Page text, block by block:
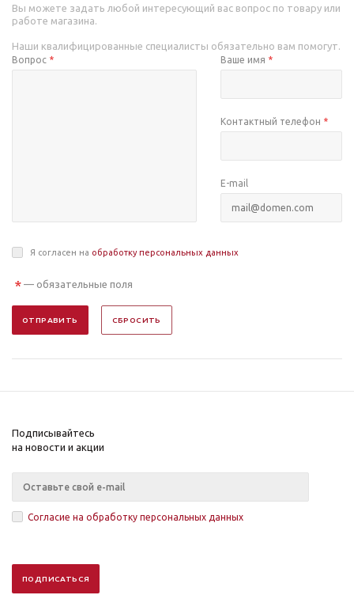
Вы можете задать любой интересующий вас вопрос по товару или
работе магазина.
Наши квалифицированные специалисты обязательно вам помогут.
Вопрос * Ваше имя *
Контактный телефон *
E-mail
Я согласен на обработку персональных данных
* — обязательные поля
ОТПРАВИТЬ СБРОСИТЬ
Подписывайтесь
на новости и акции
Согласие на обработку персональных данных